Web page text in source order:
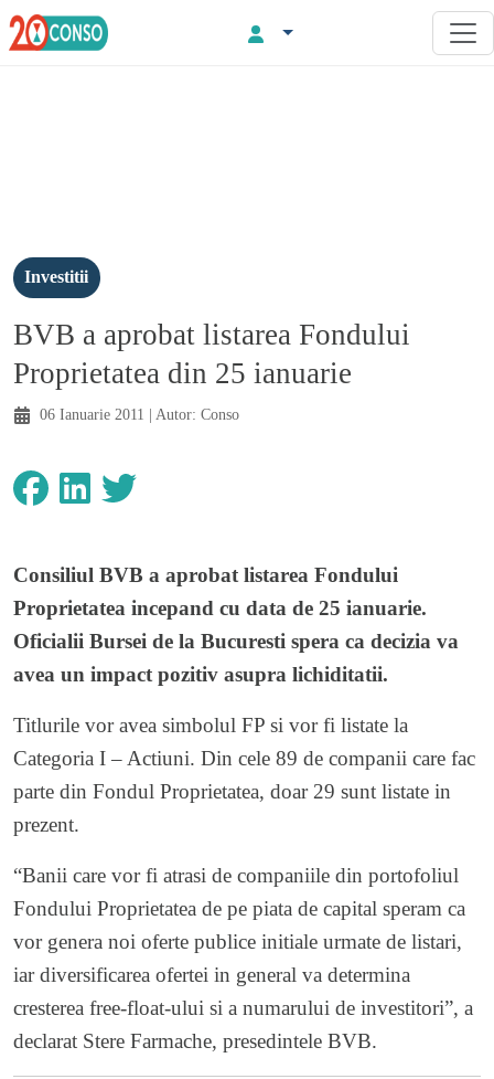
Investitii
BVB a aprobat listarea Fondului
Proprietatea din 25 ianuarie
06 Ianuarie 2011 | Autor: Conso
Consiliul BVB a aprobat listarea Fondului
Proprietatea incepand cu data de 25 ianuarie.
Oficialii Bursei de la Bucuresti spera ca decizia va
avea un impact pozitiv asupra lichiditatii.
Titlurile vor avea simbolul FP si vor fi listate la
Categoria I – Actiuni. Din cele 89 de companii care fac
parte din Fondul Proprietatea, doar 29 sunt listate in
prezent.
“Banii care vor fi atrasi de companiile din portofoliul
Fondului Proprietatea de pe piata de capital speram ca
vor genera noi oferte publice initiale urmate de listari,
iar diversificarea ofertei in general va determina
cresterea free-float-ului si a numarului de investitori”, a
declarat Stere Farmache, presedintele BVB.